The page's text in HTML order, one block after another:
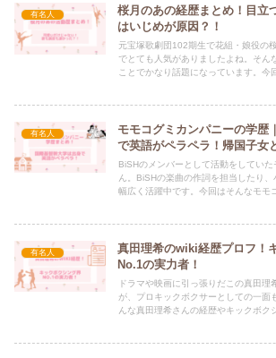
有名人
桜月のあの経歴まとめ！目立
はいじめが原因？！
元宝塚歌劇団102期生で花組・娘役の
でとても人気がありましたよね。そん
ことでかなり話題になっています。今
有名人
モモコグミカンパニーの学歴
で英語がペラペラ！帰国子女
BiSHのメンバーとして活動をしてい
ん。BiSHの楽曲の作詞を担当したり
幅広く活躍中です。今回はそんなモモ
有名人
真田理希のwiki経歴プロフ！
No.1の実力者！
ドラマや映画に引っ張りだこの真田理
が、プロキックボクサーとしての一面
んな真田理希さんの経歴やキックボク